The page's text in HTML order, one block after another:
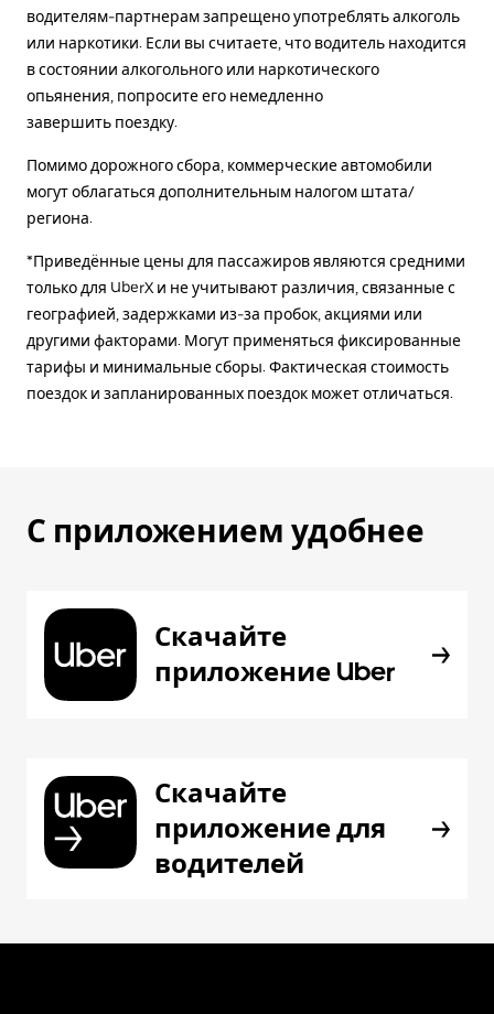
водителям-партнерам запрещено употреблять алкоголь
или наркотики. Если вы считаете, что водитель находится
в состоянии алкогольного или наркотического
опьянения, попросите его немедленно
завершить поездку.
Помимо дорожного сбора, коммерческие автомобили
могут облагаться дополнительным налогом штата/
региона.
*Приведённые цены для пассажиров являются средними
только для UberX и не учитывают различия, связанные с
географией, задержками из-за пробок, акциями или
другими факторами. Могут применяться фиксированные
тарифы и минимальные сборы. Фактическая стоимость
поездок и запланированных поездок может отличаться.
С приложением удобнее
Скачайте
приложение Uber
Скачайте
приложение для
водителей